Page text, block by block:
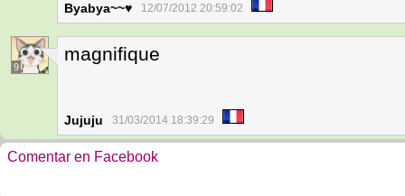
Byabya~~♥ 12/07/2012 20:59:02
9
magnifique
Jujuju 31/03/2014 18:39:29
Comentar en Facebook